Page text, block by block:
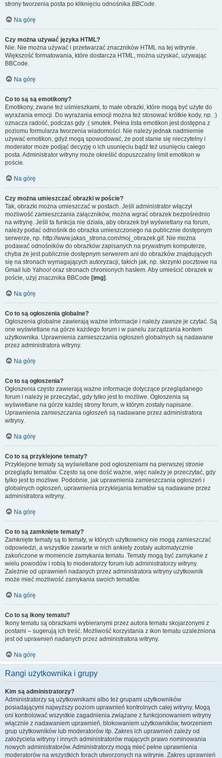
strony tworzenia posta po kliknięciu odnośnika BBCode.
Na górę
Czy można używać języka HTML?
Nie. Nie można używać i przetwarzać znaczników HTML na tej witrynie.
Większość formatowania, które dostarcza HTML, można uzyskać, używając
BBCode.
Na górę
Co to są są emotikony?
Emotikony, zwane też uśmieszkami, to małe obrazki, które mogą być użyte do
wyrażania emocji. Do wyrażania emocji można też stosować krótkie kody, np. :)
oznacza radość, podczas gdy :( smutek. Pełna lista emotikon jest dostępna z
poziomu formularza tworzenia wiadomości. Nie należy jednak nadmiernie
używać emotikon, gdyż mogą spowodować, że post stanie się nieczytelny i
moderator może podjąć decyzję o ich usunięciu bądź też usunięciu całego
posta. Administrator witryny może określić dopuszczalny limit emotikon w
poście.
Na górę
Czy można umieszczać obrazki w poście?
Tak, obrazki można umieszczać w postach. Jeśli administrator włączył
możliwość zamieszczania załączników, można wgrać obrazek bezpośrednio
na witrynę. Jeśli ta funkcja nie działa, aby obrazek był wyświetlany na forum,
należy podać odnośnik do obrazka umieszczonego na publicznie dostępnym
serwerze, np. http://www.jakas_strona.com/moj_obrazek.gif. Nie można
podawać odnośników do obrazków zapisanych na prywatnym komputerze,
chyba że jest publicznie dostępnym serwerem ani do obrazków znajdujących
się na stronach wymagających autoryzacji, takich jak, np. skrzynki pocztowe na
Gmail lub Yahoo! oraz stronach chronionych hasłem. Aby umieścić obrazek w
poście, użyj znacznika BBCode [img] .
Na górę
Co to są ogłoszenia globalne?
Ogłoszenia globalne zawierają ważne informacje i należy zawsze je czytać. Są
one wyświetlane na górze każdego forum i w panelu zarządzania kontem
użytkownika. Uprawnienia zamieszczania ogłoszeń globalnych są nadawane
przez administratora witryny.
Na górę
Co to są ogłoszenia?
Ogłoszenia często zawierają ważne informacje dotyczące przeglądanego
forum i należy je przeczytać, gdy tylko jest to możliwe. Ogłoszenia są
wyświetlane na górze każdej strony forum, w którym zostały napisane.
Uprawnienia zamieszczania ogłoszeń są nadawane przez administratora
witryny.
Na górę
Co to są przyklejone tematy?
Przyklejone tematy są wyświetlane pod ogłoszeniami na pierwszej stronie
przeglądu tematów. Często są one dość ważne, więc należy je przeczytać, gdy
tylko jest to możliwe. Podobnie, jak uprawnienia zamieszczania ogłoszeń i
globalnych ogłoszeń, uprawnienia przyklejania tematów są nadawane przez
administratora witryny.
Na górę
Co to są zamknięte tematy?
Zamknięte tematy są to tematy, w których użytkownicy nie mogą zamieszczać
odpowiedzi, a wszystkie zawarte w nich ankiety zostały automatycznie
zakończone w momencie zamykania tematu. Tematy mogą być zamykane z
wielu powodów i robią to moderatorzy forum lub administratorzy witryny.
Zależnie od uprawnień nadanych przez administratora witryny użytkownik
może mieć możliwość zamykania swoich tematów.
Na górę
Co to są ikony tematu?
Ikony tematu są obrazkami wybieranymi przez autora tematu skojarzonymi z
postami – sugerują ich treść. Możliwość korzystania z ikon tematu uzależniona
jest od uprawnień nadanych przez administratora witryny.
Na górę
Rangi użytkownika i grupy
Kim są administratorzy?
Administratorzy są użytkownikami albo też grupami użytkowników
posiadającymi najwyższy poziom uprawnień kontrolnych całej witryny. Mogą
oni kontrolować wszystkie zagadnienia związane z funkcjonowaniem witryny
włącznie z nadawaniem uprawnień, blokowaniem użytkowników, tworzeniem
grup użytkowników lub moderatorów itp. Zakres ich uprawnień zależy od
założyciela witryny i innych administratorów mających prawo nominowania
nowych administratorów. Administratorzy mogą mieć pełne uprawnienia
moderatorów na wszystkich forach utworzonych na witrynie. Zakres uprawnień